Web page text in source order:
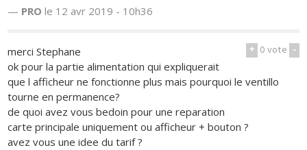
— PRO le 12 avr 2019 - 10h36
+ 0vote -
merci Stephane
ok pour la partie alimentation qui expliquerait
que l afficheur ne fonctionne plus mais pourquoi le ventillo
tourne en permanence?
de quoi avez vous bedoin pour une reparation
carte principale uniquement ou afficheur + bouton ?
avez vous une idee du tarif ?